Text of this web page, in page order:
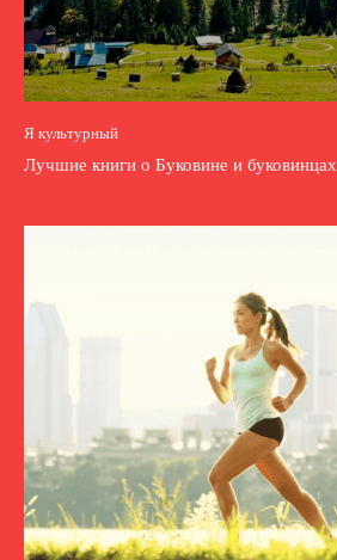
Я культурный
Лучшие книги о Буковине и буковинцах